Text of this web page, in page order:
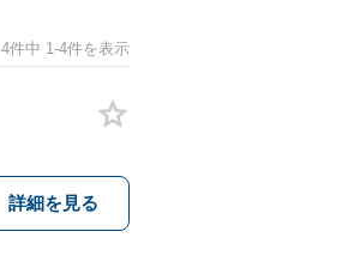
4件中 1-4件を表示
詳細を見る